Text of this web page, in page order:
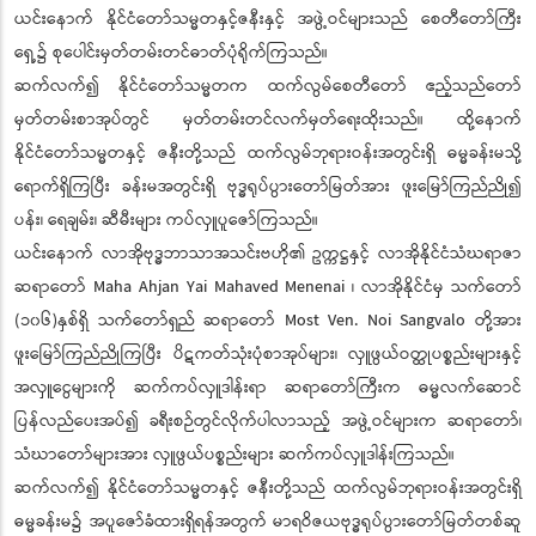
ယင်းနောက် နိုင်ငံတော်သမ္မတနှင့်ဇနီးနှင့် အဖွဲ့ဝင်များသည် စေတီတော်ကြီး
ရှေ့၌ စုပေါင်းမှတ်တမ်းတင်ဓာတ်ပုံရိုက်ကြသည်။
ဆက်လက်၍ နိုင်ငံတော်သမ္မတက ထက်လွမ်စေတီတော် ဧည့်သည်တော်
မှတ်တမ်းစာအုပ်တွင် မှတ်တမ်းတင်လက်မှတ်ရေးထိုးသည်။ ထို့နောက်
နိုင်ငံတော်သမ္မတနှင့် ဇနီးတို့သည် ထက်လွမ်ဘုရားဝန်းအတွင်းရှိ ဓမ္မခန်းမသို့
ရောက်ရှိကြပြီး ခန်းမအတွင်းရှိ ဗုဒ္ဓရုပ်ပွားတော်မြတ်အား ဖူးမြော်ကြည်ညို၍
ပန်း၊ ရေချမ်း၊ ဆီမီးများ ကပ်လှူပူဇော်ကြသည်။
ယင်းနောက် လာအိုဗုဒ္ဓဘာသာအသင်းဗဟို၏ ဥက္ကဋ္ဌနှင့် လာအိုနိုင်ငံသံဃရာဇာ
ဆရာတော် Maha Ahjan Yai Mahaved Menenai ၊ လာအိုနိုင်ငံမှ သက်တော်
(၁၀၆)နှစ်ရှိ သက်တော်ရှည် ဆရာတော် Most Ven. Noi Sangvalo တို့အား
ဖူးမြော်ကြည်ညိုကြပြီး ပိဋကတ်သုံးပုံစာအုပ်များ၊ လှူဖွယ်ဝတ္ထုပစ္စည်းများနှင့်
အလှူငွေများကို ဆက်ကပ်လှူဒါန်းရာ ဆရာတော်ကြီးက ဓမ္မလက်ဆောင်
ပြန်လည်ပေးအပ်၍ ခရီးစဉ်တွင်လိုက်ပါလာသည့် အဖွဲ့ဝင်များက ဆရာတော်၊
သံဃာတော်များအား လှူဖွယ်ပစ္စည်းများ ဆက်ကပ်လှူဒါန်းကြသည်။
ဆက်လက်၍ နိုင်ငံတော်သမ္မတနှင့် ဇနီးတို့သည် ထက်လွမ်ဘုရားဝန်းအတွင်းရှိ
ဓမ္မခန်းမ၌ အပူဇော်ခံထားရှိရန်အတွက် မာရဝိဇယဗုဒ္ဓရုပ်ပွားတော်မြတ်တစ်ဆူ